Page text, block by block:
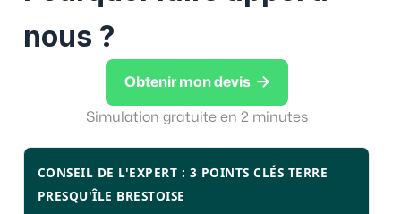
nous ?
Obtenir mon devis 
Simulation gratuite en 2 minutes
CONSEIL DE L'EXPERT : 3 POINTS CLÉS TERRE
PRESQU'ÎLE BRESTOISE